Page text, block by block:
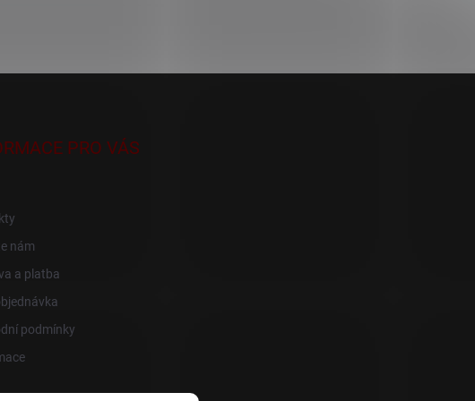
PRO VÁS
nám
a platba
podmínky